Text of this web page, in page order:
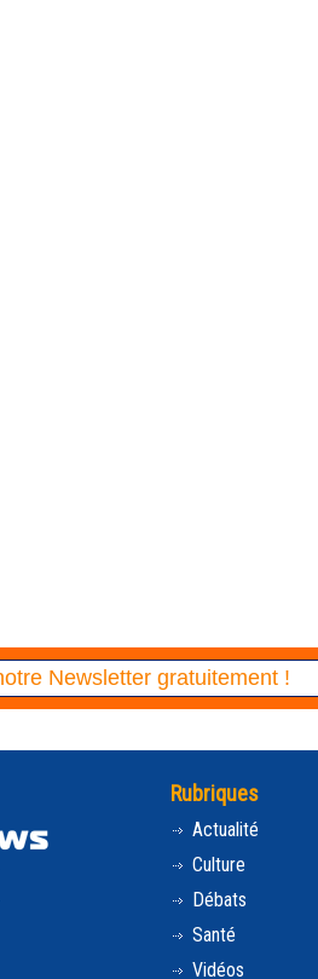
Rubriques
Actualité
Culture
Débats
Santé
Vidéos